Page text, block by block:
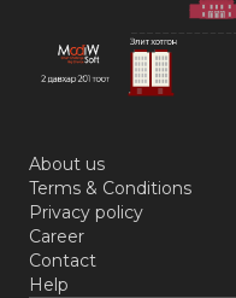
About us
Terms & Conditions
Privacy policy
Career
Contact
Help